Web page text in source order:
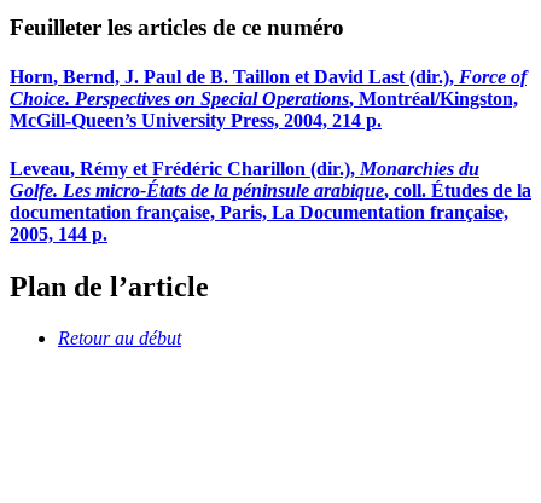
Feuilleter les articles de ce numéro
Horn, Bernd, J. Paul de B. Taillon et David Last(dir.), Force of
Choice. Perspectives on Special Operations, Montréal/Kingston,
McGill-Queen’s University Press, 2004, 214 p.
Leveau, Rémy et Frédéric Charillon (dir.), Monarchies du
Golfe. Les micro-États de la péninsule arabique, coll. Études de la
documentation française, Paris, La Documentation française,
2005, 144 p.
Plan de l’article
Retour au début